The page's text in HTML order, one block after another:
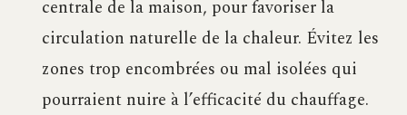
centrale de la maison, pour favoriser la
circulation naturelle de la chaleur. Évitez les
zones trop encombrées ou mal isolées qui
pourraient nuire à l’efficacité du chauffage.